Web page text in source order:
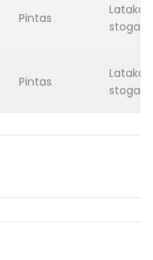
Pintas
stogas
Pintas
stogas